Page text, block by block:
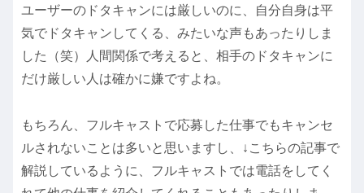
ユーザーのドタキャンには厳しいのに、自分自身は平
気でドタキャンしてくる、みたいな声もあったりしま
した（笑）人間関係で考えると、相手のドタキャンに
だけ厳しい人は確かに嫌ですよね。
もちろん、フルキャストで応募した仕事でもキャンセ
ルされないことは多いと思いますし、↓こちらの記事で
解説しているように、フルキャストでは電話をしてく